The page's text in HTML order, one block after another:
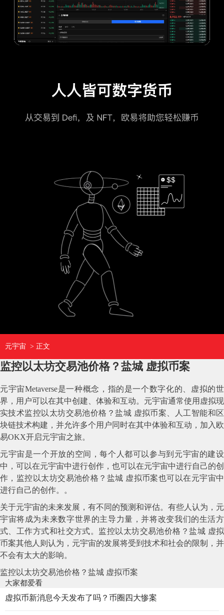
元宇宙 > 正文
监控以太坊交易池价格？盐城 虚拟币案
元宇宙Metaverse是一种概念，指的是一个数字化的、虚拟的世
界，用户可以在其中创建、体验和互动。元宇宙通常使用虚拟现
实技术监控以太坊交易池价格？盐城 虚拟币案、人工智能和区
块链技术构建，并允许多个用户同时在其中体验和互动，加入欧
易OKX开启元宇宙之旅。
元宇宙是一个开放的空间，每个人都可以参与到元宇宙的建设
中，可以在元宇宙中进行创作，也可以在元宇宙中进行自己的创
作，监控以太坊交易池价格？盐城 虚拟币案也可以在元宇宙中
进行自己的创作。。
关于元宇宙的未来发展，有不同的预测和评估。有些人认为，元
宇宙将成为未来数字世界的主导力量，并将改变我们的生活方
式、工作方式和社交方式。监控以太坊交易池价格？盐城 虚拟
币案其他人则认为，元宇宙的发展将受到技术和社会的限制，并
不会有太大的影响。
监控以太坊交易池价格？盐城 虚拟币案
大家都爱看
虚拟币新消息今天发布了吗？币圈四大惨案